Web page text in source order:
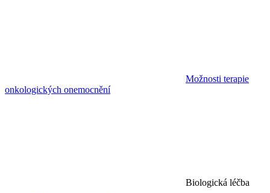
Možnosti terapie
onkologických onemocnění
Biologická léčba